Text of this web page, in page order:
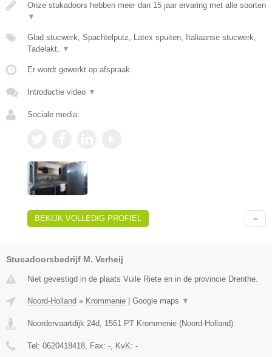
Onze stukadoors hebben meer dan 15 jaar ervaring met alle soorten
▼
Glad stucwerk, Spachtelputz, Latex spuiten, Italiaanse stucwerk,
Tadelakt, ▼
Er wordt gewerkt op afspraak.
Introductie video ▼
Sociale media:
BEKIJK VOLLEDIG PROFIEL
Stucadoorsbedrijf M. Verheij
Niet gevestigd in de plaats Vuile Riete en in de provincie Drenthe.
Noord-Holland » Krommenie Google maps ▼
Noordervaartdijk 24d, 1561 PT Krommenie (Noord-Holland)
Tel: 0620418418, Fax: -, KvK: -